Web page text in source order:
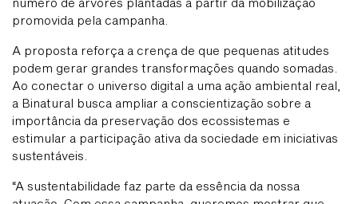
promovida pela campanha.
A proposta reforça a crença de que pequenas atitudes
podem gerar grandes transformações quando somadas.
Ao conectar o universo digital a uma ação ambiental real,
a Binatural busca ampliar a conscientização sobre a
importância da preservação dos ecossistemas e
estimular a participação ativa da sociedade em iniciativas
sustentáveis.
“A sustentabilidade faz parte da essência da nossa